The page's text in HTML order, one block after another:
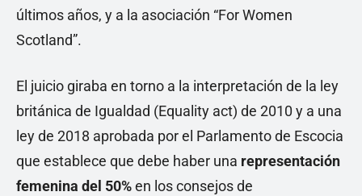
últimos años, y a la asociación “For Women
Scotland”.
El juicio giraba en torno a la interpretación de la ley
británica de Igualdad (Equality act) de 2010 y a una
ley de 2018 aprobada por el Parlamento de Escocia
que establece que debe haber una representación
femenina del 50%en los consejos de